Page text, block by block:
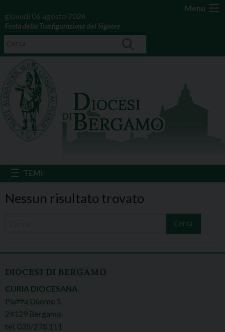
Menu
giovedì 06 agosto 2026
Festa della Trasfigurazione del Signore
Nessun risultato trovato
Cerca
DIOCESI DI BERGAMO
CURIA DIOCESANA
Piazza Duomo 5
24129 Bergamo
tel. 035/278.111